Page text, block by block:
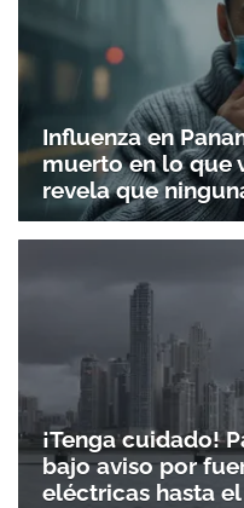
Influenza en
muerto en lo que
revela que
¡Tenga cuidado!
bajo aviso por
eléctricas hasta